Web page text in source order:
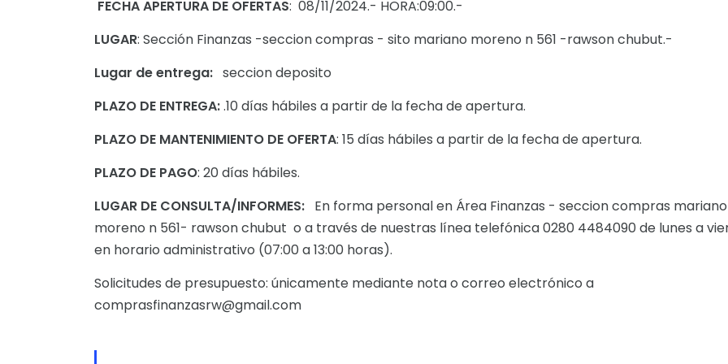
FECHA APERTURA DE OFERTAS: 08/11/2024.- HORA:09:00.-
LUGAR: Sección Finanzas -seccion compras - sito mariano moreno n 561 -rawson chubut.-
Lugar de entrega: seccion deposito
PLAZO DE ENTREGA:.10 días hábiles a partir de la fecha de apertura.
PLAZO DE MANTENIMIENTO DE OFERTA: 15 días hábiles a partir de la fecha de apertura.
PLAZO DE PAGO: 20 días hábiles.
LUGAR DE CONSULTA/INFORMES: En forma personal en Área Finanzas - seccion compras mariano
moreno n 561- rawson chubut o a través de nuestras línea telefónica 0280 4484090 de lunes a
en horario administrativo (07:00 a 13:00 horas).
Solicitudes de presupuesto: únicamente mediante nota o correo electrónico a
comprasfinanzasrw@gmail.com